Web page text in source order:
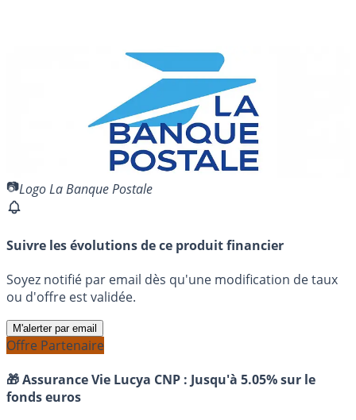
Logo La Banque Postale
Suivre les évolutions de ce produit financier
Soyez notifié par email dès qu'une modification de taux
ou d'offre est validée.
M'alerter par email
Offre Partenaire
🎁 Assurance Vie Lucya CNP : Jusqu'à 5.05% sur le
fonds euros